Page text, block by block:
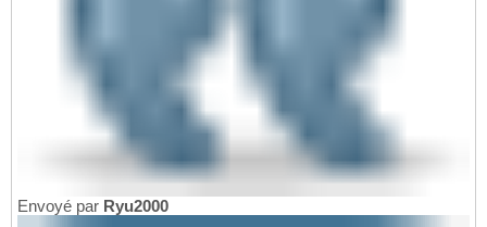
Envoyé par Ryu2000